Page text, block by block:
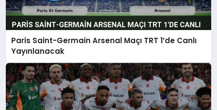
Paris Saint-Germain Arsenal Maçı TRT 1’de Canlı
Yayınlanacak